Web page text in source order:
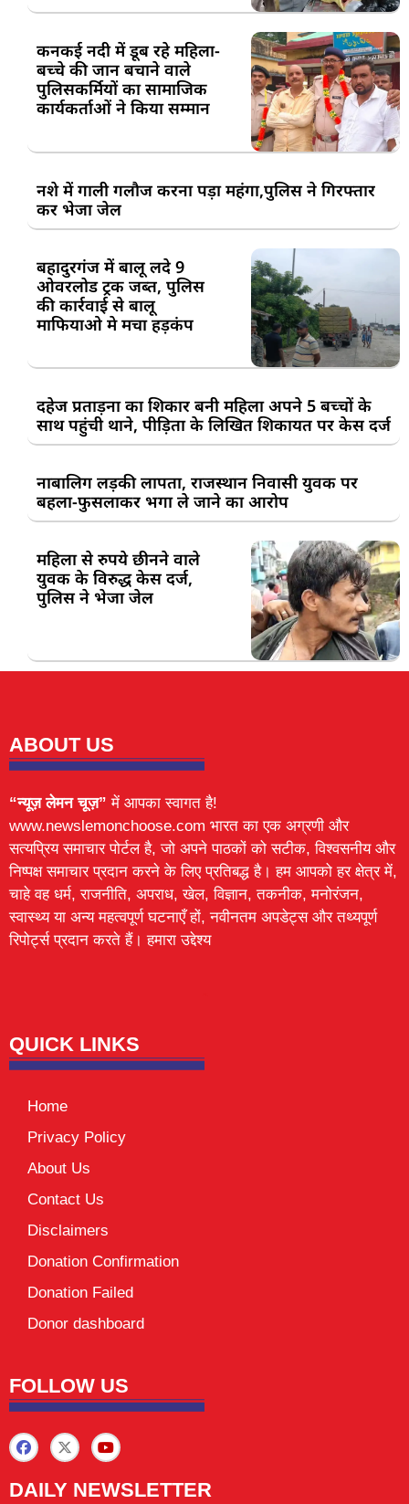
कनकई नदी में डूब रहे महिला-
बच्चे की जान बचाने वाले
पुलिसकर्मियों का सामाजिक
कार्यकर्ताओं ने किया सम्मान
नशे में गाली गलौज करना पड़ा महंगा,पुलिस ने गिरफ्तार
कर भेजा जेल
बहादुरगंज में बालू लदे 9
ओवरलोड ट्रक जब्त, पुलिस
की कार्रवाई से बालू
माफियाओ मे मचा हड़कंप
दहेज प्रताड़ना का शिकार बनी महिला अपने 5 बच्चों के
साथ पहुंची थाने, पीड़िता के लिखित शिकायत पर केस दर्ज
नाबालिग लड़की लापता, राजस्थान निवासी युवक पर
बहला-फुसलाकर भगा ले जाने का आरोप
महिला से रुपये छीनने वाले
युवक के विरुद्ध केस दर्ज,
पुलिस ने भेजा जेल
ABOUT US
“न्यूज़ लेमन चूज़” में आपका स्वागत है!
www.newslemonchoose.com भारत का एक अग्रणी और
सत्यप्रिय समाचार पोर्टल है, जो अपने पाठकों को सटीक, विश्वसनीय और
निष्पक्ष समाचार प्रदान करने के लिए प्रतिबद्ध है। हम आपको हर क्षेत्र में,
चाहे वह धर्म, राजनीति, अपराध, खेल, विज्ञान, तकनीक, मनोरंजन,
स्वास्थ्य या अन्य महत्वपूर्ण घटनाएँ हों, नवीनतम अपडेट्स और तथ्यपूर्ण
रिपोर्ट्स प्रदान करते हैं। हमारा उद्देश्य
QUICK LINKS
Home
Privacy Policy
About Us
Contact Us
Disclaimers
Donation Confirmation
Donation Failed
Donor dashboard
FOLLOW US
DAILY NEWSLETTER